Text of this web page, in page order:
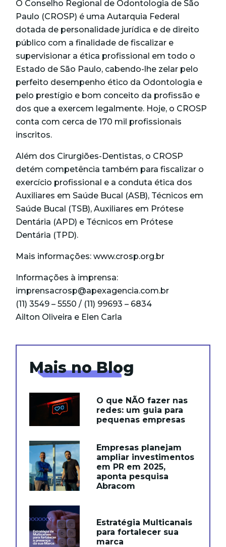
O Conselho Regional de Odontologia de São
Paulo (CROSP) é uma Autarquia Federal
dotada de personalidade jurídica e de direito
público com a finalidade de fiscalizar e
supervisionar a ética profissional em todo o
Estado de São Paulo, cabendo-lhe zelar pelo
perfeito desempenho ético da Odontologia e
pelo prestígio e bom conceito da profissão e
dos que a exercem legalmente. Hoje, o CROSP
conta com cerca de 170 mil profissionais
inscritos.
Além dos Cirurgiões-Dentistas, o CROSP
detém competência também para fiscalizar o
exercício profissional e a conduta ética dos
Auxiliares em Saúde Bucal (ASB), Técnicos em
Saúde Bucal (TSB), Auxiliares em Prótese
Dentária (APD) e Técnicos em Prótese
Dentária (TPD).
Mais informações:www.crosp.org.br
Informações à imprensa:
imprensacrosp@apexagencia.com.br
(11) 3549 – 5550 / (11) 99693 – 6834
Ailton Oliveira e Elen Carla
Mais no Blog
O que NÃO fazer nas
redes: um guia para
pequenas empresas
Empresas planejam
ampliar investimentos
em PR em 2025,
aponta pesquisa
Abracom
Estratégia Multicanais
para fortalecer sua
marca